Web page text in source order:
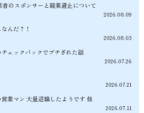
のスポンサーと競業避止について
2026.08.09
んだ？！
2026.08.03
ェックバックでブチぎれた話
2026.07.26
2026.07.21
業マン 大量退職したようです 他
2026.07.11